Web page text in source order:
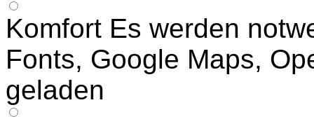
Komfort Es werden
Fonts, Google Maps,
geladen